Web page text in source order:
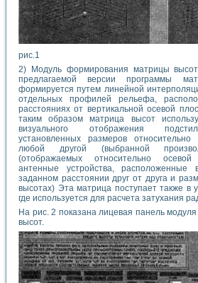
рис.1
2) Модуль формирования матрицы
предлагаемой версии программы
формируется путем линейной
отдельных профилей рельефа,
расстояниях от вертикальной осевой
таким образом матрица высот
визуального отображения
установленных размеров
любой другой (выбранной
(отображаемых относительно
антенные устройства, расположенные
заданном расстоянии друг от друга и
высотах) Эта матрица поступает также в
где используется для расчета затухания
На рис. 2 показана лицевая панель
высот.